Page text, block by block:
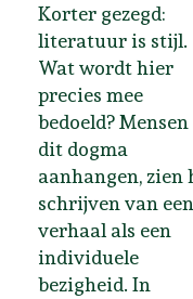
Korter gezegd:
literatuur is stijl.
Wat wordt hier
precies mee
bedoeld?
dit dogma
aanhangen, zien
schrijven van een
verhaal als een
individuele
bezigheid. In